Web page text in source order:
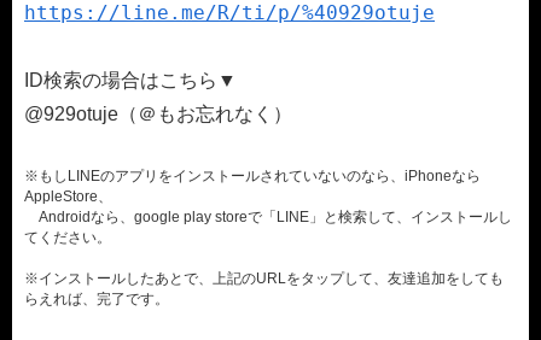
https://line.me/R/ti/p/%40929otuje
ID検索の場合はこちら▼
@929otuje（＠もお忘れなく）
※もしLINEのアプリをインストールされていないのなら、iPhoneなら
AppleStore、
Androidなら、google play storeで「LINE」と検索して、インストールし
てください。
※インストールしたあとで、上記のURLをタップして、友達追加をしても
らえれば、完了です。